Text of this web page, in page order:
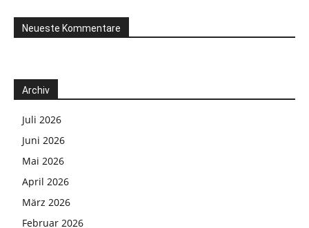
Neueste Kommentare
Archiv
Juli 2026
Juni 2026
Mai 2026
April 2026
März 2026
Februar 2026